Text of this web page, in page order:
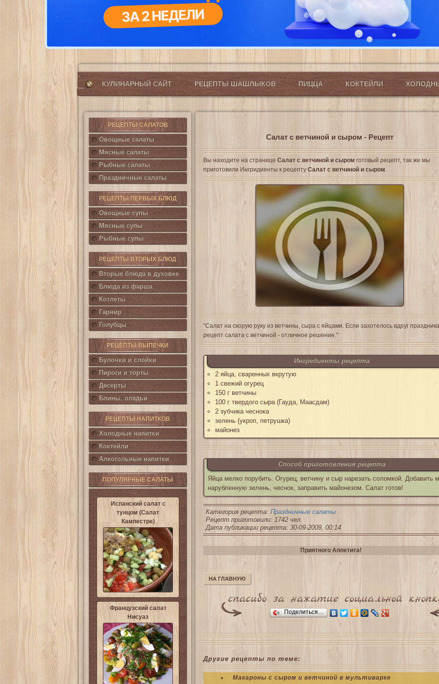
КУЛИНАРНЫЙ САЙТ РЕЦЕПТЫ ШАШЛЫКОВ ПИЦЦА КОКТЕЙЛИ
РЕЦЕПТЫ САЛАТОВ
Овощные салаты
Мясные салаты
Рыбные салаты
Праздничные салаты
РЕЦЕПТЫ ПЕРВЫХ БЛЮД
Овощные супы
Мясные супы
Рыбные супы
РЕЦЕПТЫ ВТОРЫХ БЛЮД
Вторые блюда в духовке
Блюда из фарша
Котлеты
Гарнир
Голубцы
РЕЦЕПТЫ ВЫПЕЧКИ
Булочки и слойки
Пироги и торты
Десерты
Блины, оладьи
РЕЦЕПТЫ НАПИТКОВ
Холодные напитки
Коктейли
Алкогольные напитки
ПОПУЛЯРНЫЕ САЛАТЫ
Испанский салат с
тунцом (Салат
Кампестре)
Французский салат
Нисуаз
Салат с ветчиной и сыром - Рецепт
Вы находите на странице Салат с ветчиной и сыром готовый рецепт, так же мы
приготовили Ингридиенты к рецепту Салат с ветчиной и сыром
"Салат на скорую руку из ветчины, сыра с яйцами. Если захотелось вдруг праздника,
рецепт салата с ветчиной - отличное решение."
Ингредиенты рецепта
2 яйца, сваренных вкрутую
1 свежий огурец
150 г ветчины
100 г твердого сыра (Гауда, Маасдам)
2 зубчика чеснока
зелень (укроп, петрушка)
майонез
Способ приготовления рецепта
Яйца мелко порубить. Огурец, ветчину и сыр нарезать соломкой. Добавить
нарубленную зелень, чеснок, заправить майонезом. Салат готов!
Категория рецепта: Праздничные салаты
Рецепт приготовили: 1742 чел.
Дата публикации рецепта: 30-09-2009, 00:14
Приятного Аппетита!
НА ГЛАВНУЮ
Поделиться…
Другие рецепты по теме:
Макароны с сыром и ветчиной в мультиварке